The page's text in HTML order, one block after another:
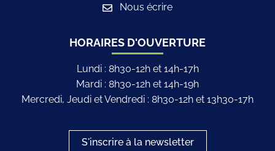
Nous écrire
HORAIRES D'OUVERTURE
Lundi : 8h30-12h et 14h-17h
Mardi : 8h30-12h et 14h-19h
Mercredi, Jeudi et Vendredi : 8h30-12h et 13h30-17h
S'inscrire à la newsletter